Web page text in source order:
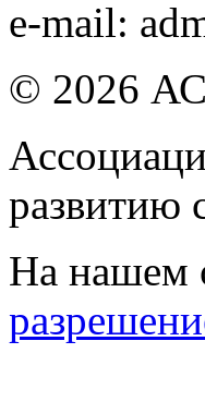
e-mail:
© 2026
развитию
На нашем